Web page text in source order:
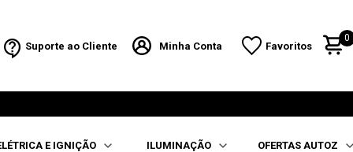
Suporte ao Cliente Minha Conta Favoritos
0
E IGNIÇÃO ILUMINAÇÃO OFERTAS AUTOZ